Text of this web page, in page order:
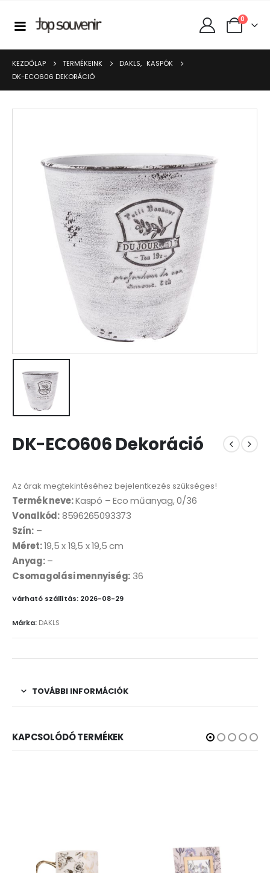
0
KEZDŐLAP TERMÉKEINK DAKLS, KASPÓK
DK-ECO606 DEKORÁCIÓ
DK-ECO606 Dekoráció
Az árak megtekintéséhez bejelentkezés szükséges!
Termék neve:Kaspó – Eco műanyag, 0/36
Vonalkód:8596265093373
Szín:–
Méret:19,5 x 19,5 x 19,5 cm
Anyag:–
Csomagolási mennyiség: 36
Várható szállítás: 2026-08-29
Márka: DAKLS
TOVÁBBI INFORMÁCIÓK
KAPCSOLÓDÓ TERMÉKEK